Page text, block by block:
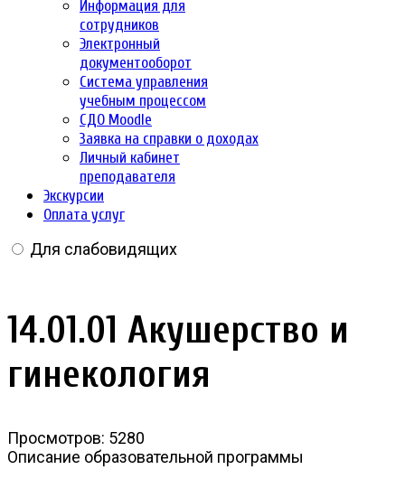
Информация для
сотрудников
Электронный
документооборот
Система управления
учебным процессом
СДО Moodle
Заявка на справки о доходах
Личный кабинет
преподавателя
Экскурсии
Оплата услуг
Для слабовидящих
14.01.01 Акушерство и
гинекология
Просмотров: 5280
Описание образовательной программы